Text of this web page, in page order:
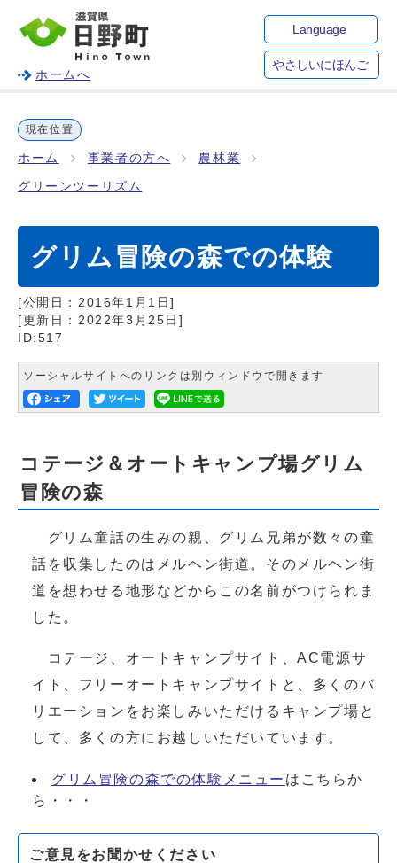
ホームへ
Language
やさしいにほんご
現在位置
ホーム 事業者の方へ 農林業
グリーンツーリズム
グリム冒険の森での体験
[公開日： 2016年1月1日]
[更新日： 2022年3月25日 ]
ID:517
ソーシャルサイトへのリンクは別ウィンドウで開きます
コテージ＆オートキャンプ場グリム
冒険の森
グリム童話の生みの親、グリム兄弟が数々の童
話を収集したのはメルヘン街道。そのメルヘン街
道を想わせる地形などからこの名前がつけられま
した。
コテージ、オートキャンプサイト、AC電源サ
イト、フリーオートキャンプサイトと、多くのバ
リエーションをお楽しみいただけるキャンプ場と
して、多くの方にお越しいただいています。
グリム冒険の森での体験メニュー はこちらか
ら・・・
ご意見をお聞かせください